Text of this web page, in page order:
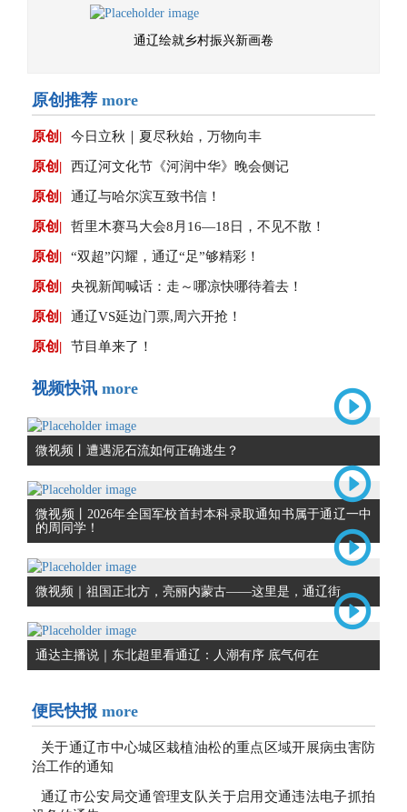
通辽绘就乡村振兴新画卷
原创推荐 more
原创| 今日立秋｜夏尽秋始，万物向丰
原创| 西辽河文化节《河润中华》晚会侧记
原创| 通辽与哈尔滨互致书信！
原创| 哲里木赛马大会8月16—18日，不见不散！
原创| “双超”闪耀，通辽“足”够精彩！
原创| 央视新闻喊话：走～哪凉快哪待着去！
原创| 通辽VS延边门票,周六开抢！
原创| 节目单来了！
视频快讯 more
微视频丨遭遇泥石流如何正确逃生？
微视频丨2026年全国军校首封本科录取通知书属于通辽一中
的周同学！
微视频｜祖国正北方，亮丽内蒙古——这里是，通辽街
通达主播说｜东北超里看通辽：人潮有序 底气何在
便民快报 more
关于通辽市中心城区栽植油松的重点区域开展病虫害防
治工作的通知
通辽市公安局交通管理支队关于启用交通违法电子抓拍